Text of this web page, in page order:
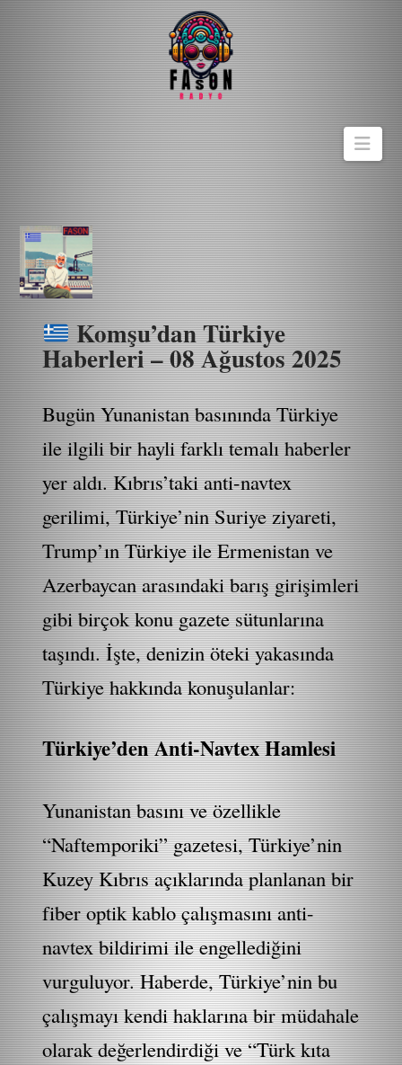
Komşu’dan Türkiye
Haberleri – 08 Ağustos 2025
Bugün Yunanistan basınında Türkiye
ile ilgili bir hayli farklı temalı haberler
yer aldı. Kıbrıs’taki anti-navtex
gerilimi, Türkiye’nin Suriye ziyareti,
Trump’ın Türkiye ile Ermenistan ve
Azerbaycan arasındaki barış girişimleri
gibi birçok konu gazete sütunlarına
taşındı. İşte, denizin öteki yakasında
Türkiye hakkında konuşulanlar:
Türkiye’den Anti-Navtex Hamlesi
Yunanistan basını ve özellikle
“Naftemporiki” gazetesi, Türkiye’nin
Kuzey Kıbrıs açıklarında planlanan bir
fiber optik kablo çalışmasını anti-
navtex bildirimi ile engellediğini
vurguluyor. Haberde, Türkiye’nin bu
çalışmayı kendi haklarına bir müdahale
olarak değerlendirdiği ve “Türk kıta